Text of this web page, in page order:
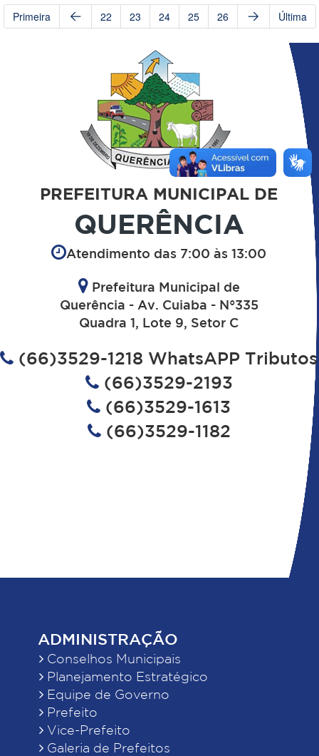
Primeira 22 23 24 25 26 Última
PREFEITURA MUNICIPAL DE
QUERÊNCIA
Atendimento das 7:00 às 13:00
Prefeitura Municipal de
Querência - Av. Cuiaba - N°335
Quadra 1, Lote 9, Setor C
(66)3529-1218 WhatsAPP Tributos
(66)3529-2193
(66)3529-1613
(66)3529-1182
ADMINISTRAÇÃO
Conselhos Municipais
Planejamento Estratégico
Equipe de Governo
Prefeito
Vice-Prefeito
Galeria de Prefeitos